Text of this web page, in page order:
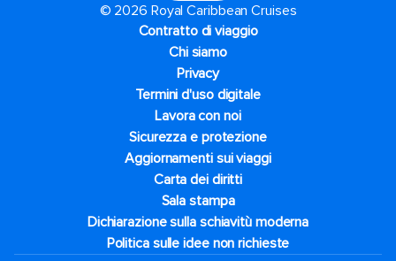
© 2026 Royal Caribbean Cruises
Contratto di viaggio
Chi siamo
Privacy
Termini d'uso digitale
Lavora con noi
Sicurezza e protezione
Aggiornamenti sui viaggi
Carta dei diritti
Sala stampa
Dichiarazione sulla schiavitù moderna
Politica sulle idee non richieste